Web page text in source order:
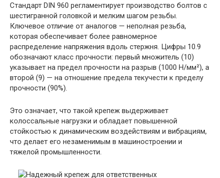
Стандарт DIN 960 регламентирует производство болтов с
шестигранной головкой и мелким шагом резьбы.
Ключевое отличие от аналогов — неполная резьба,
которая обеспечивает более равномерное
распределение напряжения вдоль стержня. Цифры 10.9
обозначают класс прочности: первый множитель (10)
указывает на предел прочности на разрыв (1000 Н/мм²), а
второй (9) — на отношение предела текучести к пределу
прочности (90%).
Это означает, что такой крепеж выдерживает
колоссальные нагрузки и обладает повышенной
стойкостью к динамическим воздействиям и вибрациям,
что делает его незаменимым в машиностроении и
тяжелой промышленности.